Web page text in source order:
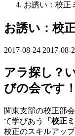
お誘い：校正
お誘い：校
2017-08-24 最
更
新
日
:
2017-08-
アラ探し？
びの会です！
関東支部の校正部
て学びあう
「校正
校正のスキルアッ